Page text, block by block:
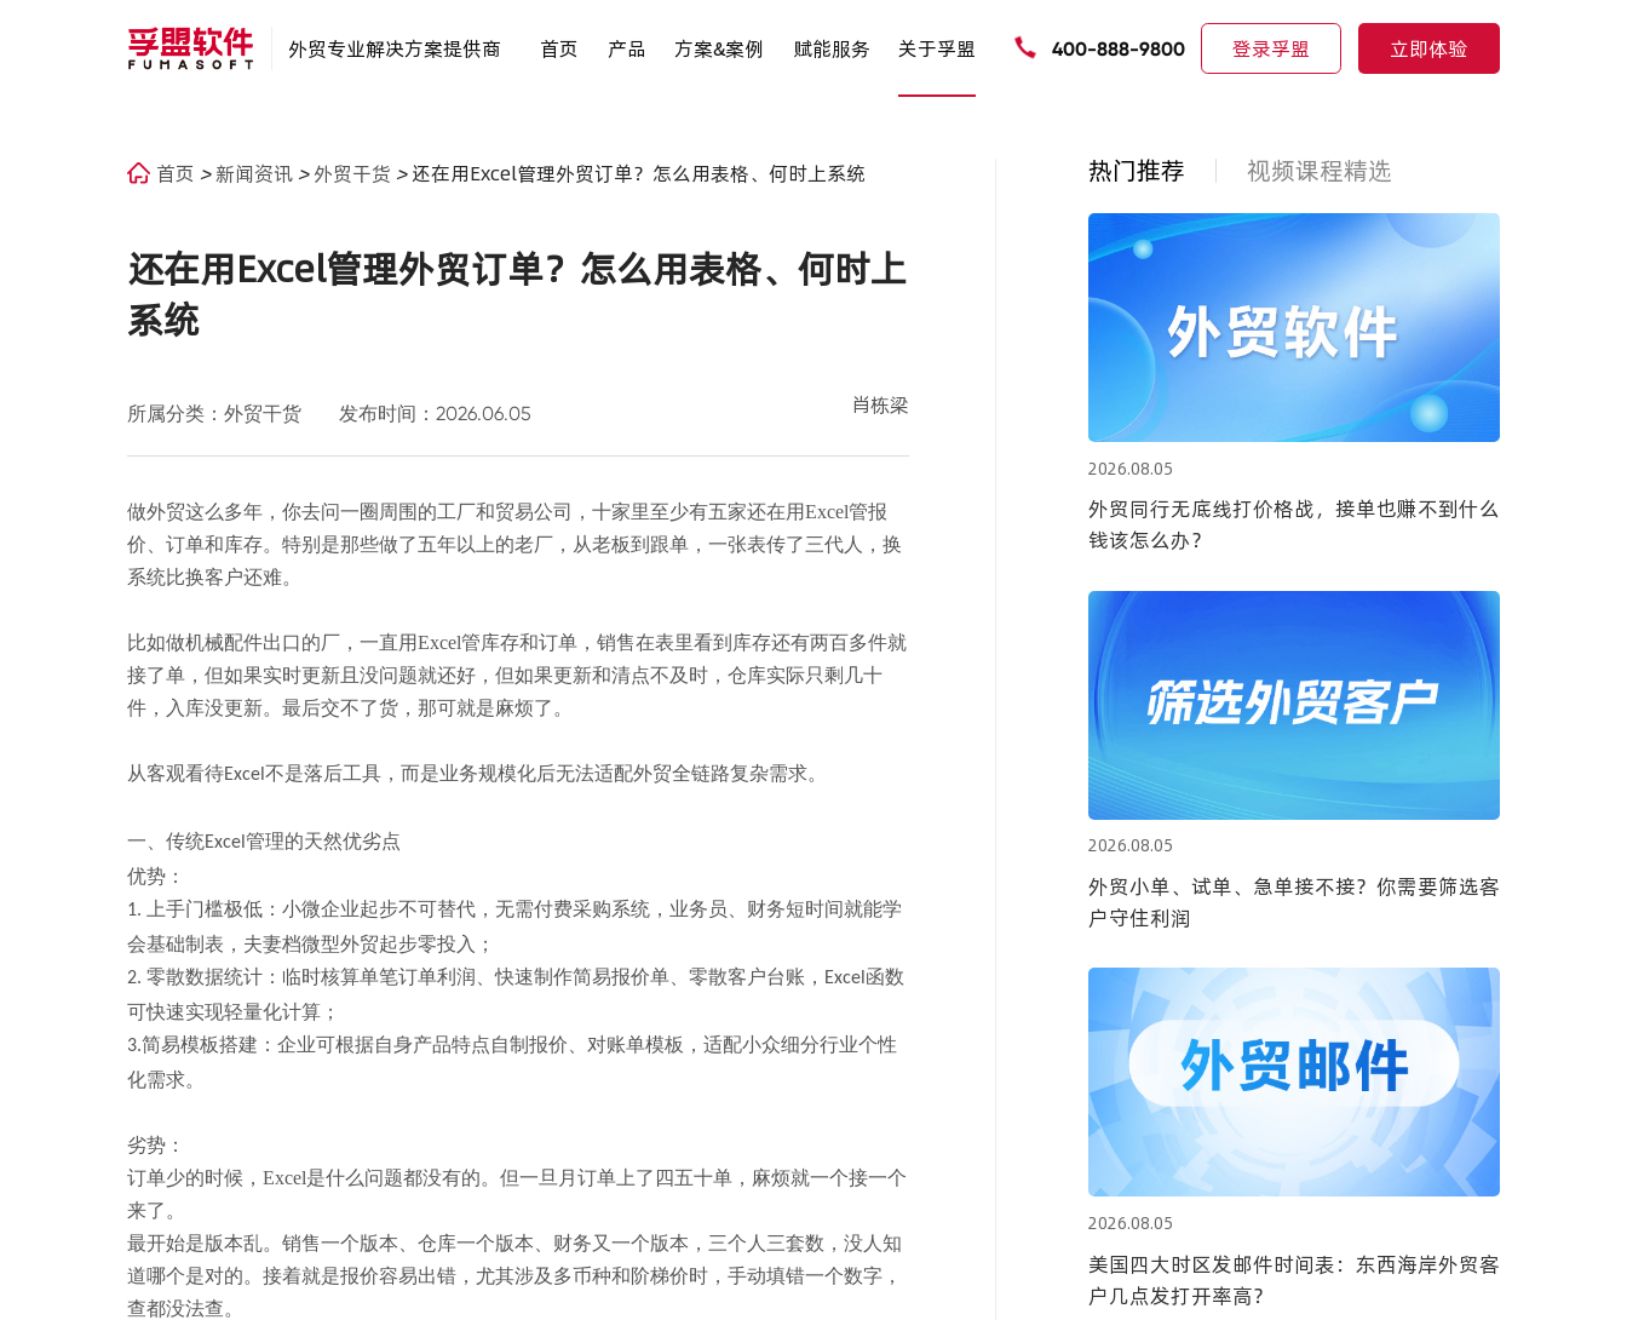
外贸专业解决方案提供商 首页 产品 方案&案例 赋能服务 关于孚盟 400-888-9800 登录孚盟 立即体验
首页 > 新闻资讯 > 外贸干货 > 还在用Excel管理外贸订单？怎么用表格、何时上系统
还在用Excel管理外贸订单？怎么用表格、何时上
系统
所属分类：外贸干货 发布时间：2026.06.05 肖栋梁
做外贸这么多年，你去问一圈周围的工厂和贸易公司，十家里至少有五家还在用Excel管报
价、订单和库存。特别是那些做了五年以上的老厂，从老板到跟单，一张表传了三代人，换
系统比换客户还难。
比如做机械配件出口的厂，一直用Excel管库存和订单， 销售在表里看到库存还有两百多件就
接了单， 但如果实时更新且没问题就还好，但如果更新和清点不及时， 仓库实际只剩几十
件，入库没更新。最后交不了货， 那可就是麻烦了 。
从客观看待Excel 不是落后工具，而是业务规模化后无法适配外贸全链路复杂需求。
一、 传统Excel 管理的天然优劣点
优势：
1. 上手门槛极低： 小微企业起步不可替代， 无需付费采购系统，业务员、财务短时间就能学
会基础制表，夫妻档微型外贸起步零投入；
2. 零散数据统计：临时核算单笔订单利润、快速制作简易报价单、零散客户台账， Excel 函数
可快速实现轻量化计算；
3.简易模板搭建：企业可根据自身产品特点自制报价、对账单模板，适配小众细分行业个性
化需求。
劣势：
订单少的时候， Excel是什么问题都没有的。但一旦月订单上了四五十单，麻烦就一个接一个
来了。
最开始是版本乱。销售一个版本、仓库一个版本、财务又一个版本，三个人三套数，没人知
道哪个是对的。接着就是报价容易出错，尤其涉及多币种和阶梯价时，手动填错一个数字，
查都没法查。
热门推荐 视频课程精选
2026.08.05
外贸同行无底线打价格战，接单也赚不到什么
钱该怎么办？
2026.08.05
外贸小单、试单、急单接不接？你需要筛选客
户守住利润
2026.08.05
美国四大时区发邮件时间表：东西海岸外贸客
户几点发打开率高？